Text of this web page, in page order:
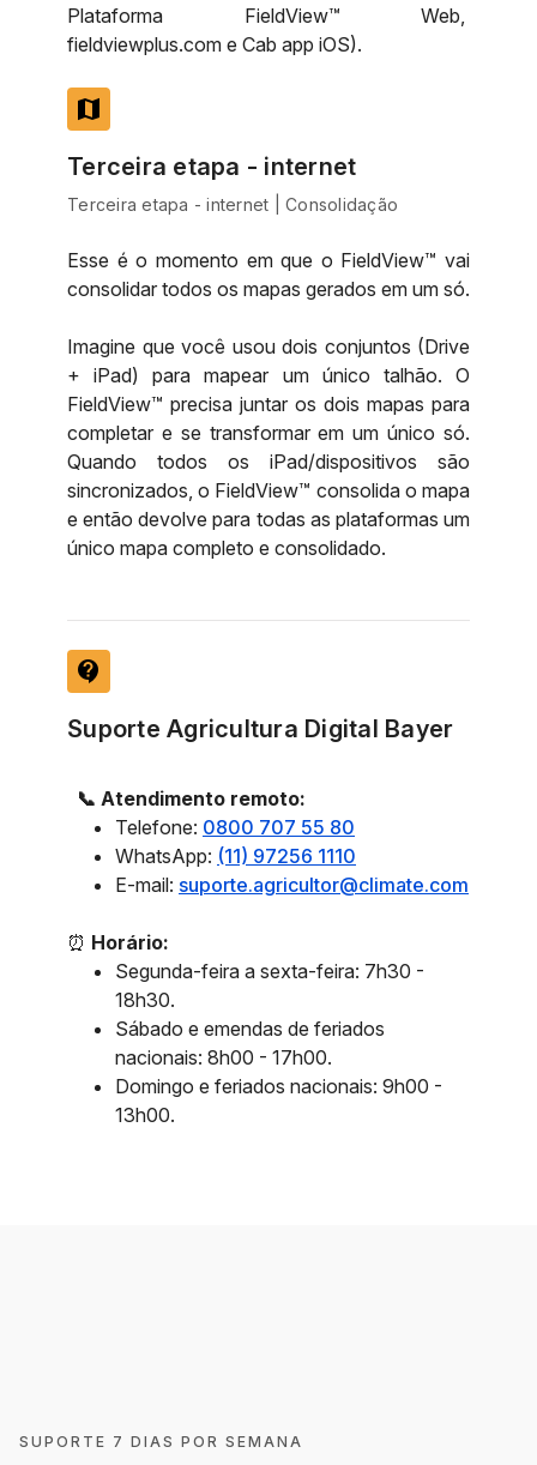
Plataforma FieldView™ Web,
fieldviewplus.com e Cab app iOS).
map
Terceira etapa - internet
Terceira etapa - internet | Consolidação
Esse é o momento em que o FieldView™ vai
consolidar todos os mapas gerados em um só.
Imagine que você usou dois conjuntos (Drive
+ iPad) para mapear um único talhão. O
FieldView™ precisa juntar os dois mapas para
completar e se transformar em um único só.
Quando todos os iPad/dispositivos são
sincronizados, o FieldView™ consolida o mapa
e então devolve para todas as plataformas um
único mapa completo e consolidado.
contact_support
Suporte Agricultura Digital Bayer
📞 Atendimento remoto:
Telefone: 0800 707 55 80
WhatsApp: (11) 97256 1110
E-mail: suporte.agricultor@climate.com
⏰ Horário:
Segunda-feira a sexta-feira: 7h30 -
18h30.
Sábado e emendas de feriados
nacionais: 8h00 - 17h00.
Domingo e feriados nacionais: 9h00 -
13h00.
SUPORTE 7 DIAS POR SEMANA